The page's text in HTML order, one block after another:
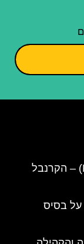
פסטיבל קורנטובאניה (Kurentovanje) – הקרנבל
על בסיס